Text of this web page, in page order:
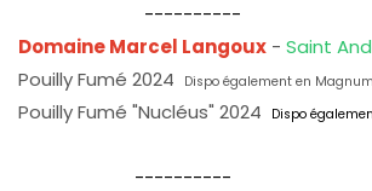
----------
Domaine Marcel Langoux - Saint
Pouilly Fumé 2024
Dispo également en Magnum
Pouilly Fumé "Nucléus" 2024 Dispo
----------